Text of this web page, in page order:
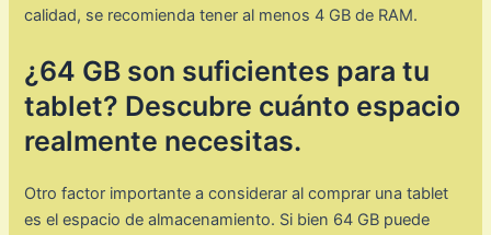
calidad, se recomienda tener al menos 4 GB de RAM.
¿64 GB son suficientes para tu
tablet? Descubre cuánto espacio
realmente necesitas.
Otro factor importante a considerar al comprar una tablet
es el espacio de almacenamiento. Si bien 64 GB puede